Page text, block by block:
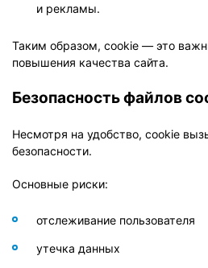
и рекламы.
Таким образом, cookie — это
повышения качества сайта.
Безопасность файлов
Несмотря на удобство, cookie
безопасности.
Основные риски:
отслеживание пользователя
утечка данных